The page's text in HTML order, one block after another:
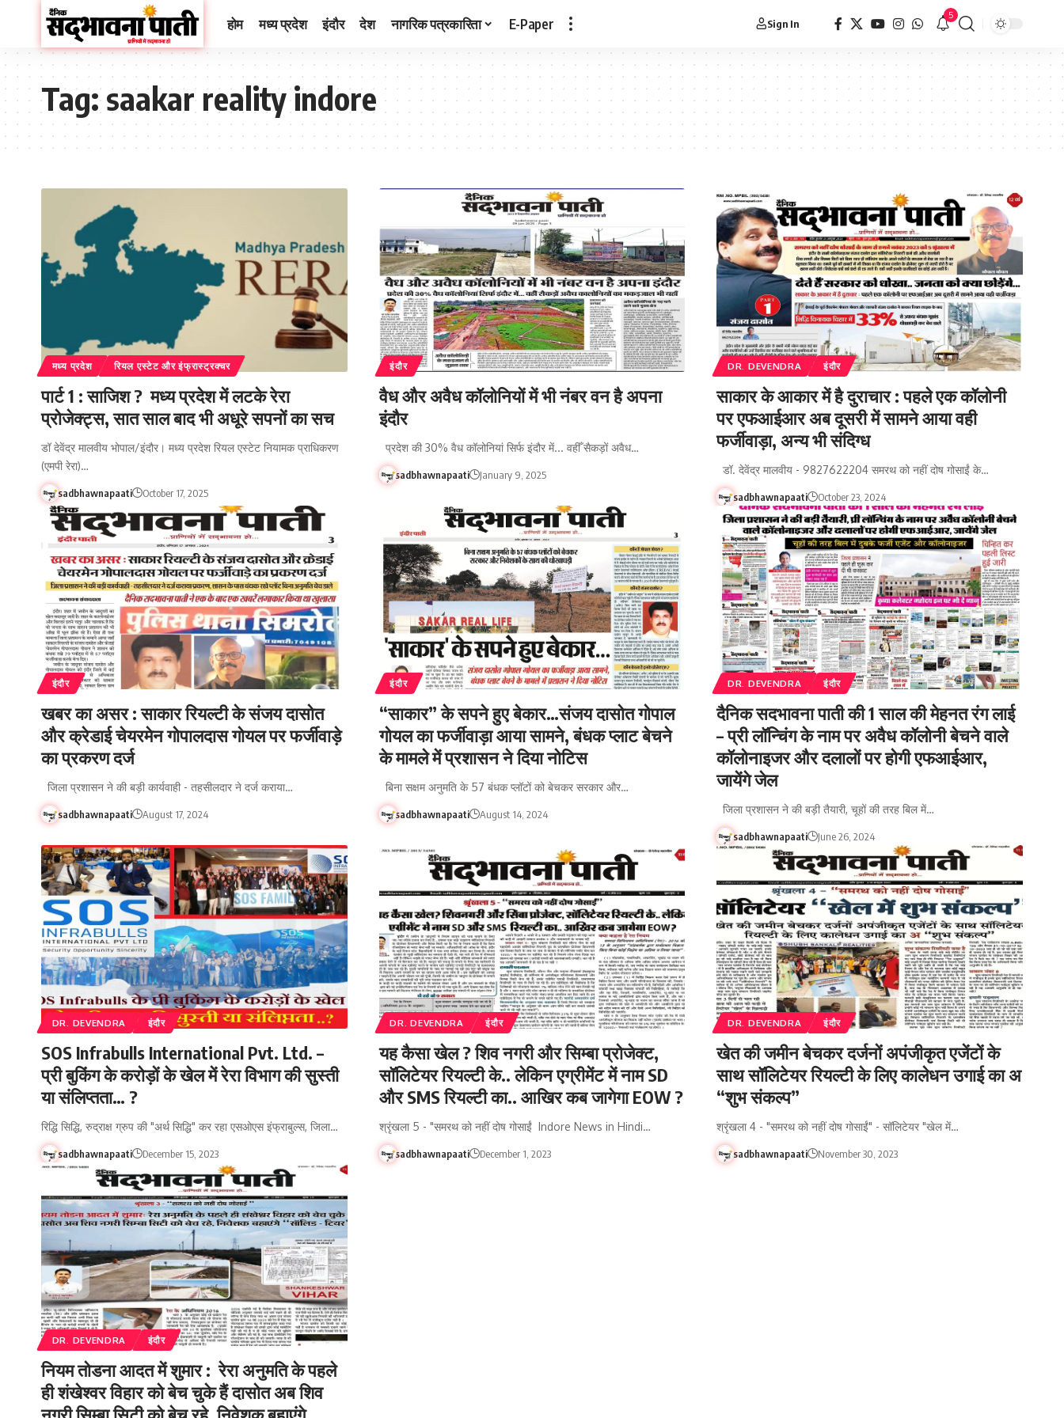
होम मध्य प्रदेश इंदौर देश नागरिक पत्रकारिता E-Paper Sign In
5
Tag:saakar reality indore
मध्य प्रदेश रियल एस्टेट और इंफ्रास्ट्रक्चर
पार्ट 1 : साजिश ? मध्य प्रदेश में लटके रेरा
प्रोजेक्ट्स, सात साल बाद भी अधूरे सपनों का सच
डॉ देवेंद्र मालवीय भोपाल/इंदौर। मध्य प्रदेश रियल एस्टेट नियामक प्राधिकरण
(एमपी रेरा)…
sadbhawnapaati October 17, 2025
इंदौर
वैध और अवैध कॉलोनियों में भी नंबर वन है अपना
इंदौर
प्रदेश की 30% वैध कॉलोनियां सिर्फ इंदौर में... वहीँ सैकड़ों अवैध…
sadbhawnapaati January 9, 2025
DR. DEVENDRA इंदौर
साकार के आकार में है दुराचार : पहले एक कॉलोनी
पर एफआईआर अब दूसरी में सामने आया वही
फर्जीवाड़ा, अन्य भी संदिग्ध
डॉ. देवेंद्र मालवीय - 9827622204 समरथ को नहीं दोष गोसाईं के…
sadbhawnapaati October 23, 2024
इंदौर
खबर का असर : साकार रियल्टी के संजय दासोत
और क्रेडाई चेयरमेन गोपालदास गोयल पर फर्जीवाड़े
का प्रकरण दर्ज
जिला प्रशासन ने की बड़ी कार्यवाही - तहसीलदार ने दर्ज कराया…
sadbhawnapaati August 17, 2024
इंदौर
“साकार” के सपने हुए बेकार…संजय दासोत गोपाल
गोयल का फर्जीवाड़ा आया सामने, बंधक प्लाट बेचने
के मामले में प्रशासन ने दिया नोटिस
बिना सक्षम अनुमति के 57 बंधक प्लॉटों को बेचकर सरकार और…
sadbhawnapaati August 14, 2024
DR. DEVENDRA इंदौर
दैनिक सदभावना पाती की 1 साल की मेहनत रंग लाई
– प्री लॉन्चिंग के नाम पर अवैध कॉलोनी बेचने वाले
कॉलोनाइजर और दलालों पर होगी एफआईआर,
जायेंगे जेल
जिला प्रशासन ने की बड़ी तैयारी, चूहों की तरह बिल में…
sadbhawnapaati June 26, 2024
DR. DEVENDRA इंदौर
SOS Infrabulls International Pvt. Ltd. –
प्री बुकिंग के करोड़ों के खेल में रेरा विभाग की सुस्ती
या संलिप्तता… ?
रिद्धि सिद्धि, रुद्राक्ष ग्रुप की "अर्थ सिद्धि" कर रहा एसओएस इंफ्राबुल्स, जिला…
sadbhawnapaati December 15, 2023
DR. DEVENDRA इंदौर
यह कैसा खेल ? शिव नगरी और सिम्बा प्रोजेक्ट,
सॉलिटेयर रियल्टी के.. लेकिन एग्रीमेंट में नाम SD
और SMS रियल्टी का.. आखिर कब जागेगा EOW ?
श्रृंखला 5 - "समरथ को नहीं दोष गोसाईं Indore News in Hindi…
sadbhawnapaati December 1, 2023
DR. DEVENDRA इंदौर
खेत की जमीन बेचकर दर्जनों अपंजीकृत एजेंटों के
साथ सॉलिटेयर रियल्टी के लिए कालेधन उगाई का अ
“शुभ संकल्प”
श्रृंखला 4 - "समरथ को नहीं दोष गोसाईं" - सॉलिटेयर "खेल में…
sadbhawnapaati November 30, 2023
DR. DEVENDRA इंदौर
नियम तोडना आदत में शुमार : रेरा अनुमति के पहले
ही शंखेश्वर विहार को बेच चुके हैं दासोत अब शिव